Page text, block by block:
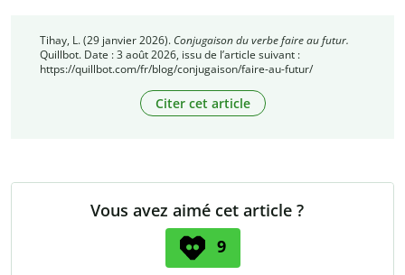
Tihay, L. (29 janvier 2026). Conjugaison du verbe faire au futur.
Quillbot. Date : 3 août 2026, issu de l’article suivant :
https://quillbot.com/fr/blog/conjugaison/faire-au-futur/
Citer cet article
Vous avez aimé cet article ?
9